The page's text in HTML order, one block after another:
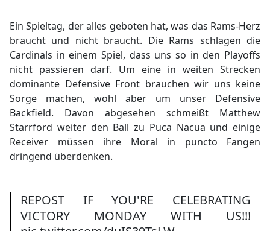
Ein Spieltag, der alles geboten hat, was das Rams-Herz
braucht und nicht braucht. Die Rams schlagen die
Cardinals in einem Spiel, dass uns so in den Playoffs
nicht passieren darf. Um eine in weiten Strecken
dominante Defensive Front brauchen wir uns keine
Sorge machen, wohl aber um unser Defensive
Backfield. Davon abgesehen schmeißt Matthew
Starrford weiter den Ball zu Puca Nacua und einige
Receiver müssen ihre Moral in puncto Fangen
dringend überdenken.
REPOST IF YOU'RE CELEBRATING
VICTORY MONDAY WITH US!!!